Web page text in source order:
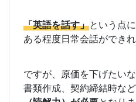
「英語を話す」という点
ある程度日常会話ができ
ですが、原価を下げたい
書類作成、契約締結時など